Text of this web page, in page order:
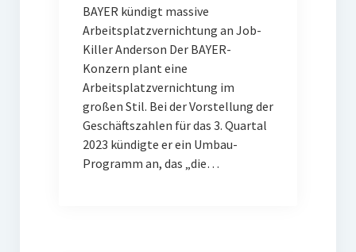
BAYER kündigt massive
Arbeitsplatzvernichtung an Job-
Killer Anderson Der BAYER-
Konzern plant eine
Arbeitsplatzvernichtung im
großen Stil. Bei der Vorstellung der
Geschäftszahlen für das 3. Quartal
2023 kündigte er ein Umbau-
Programm an, das „die…